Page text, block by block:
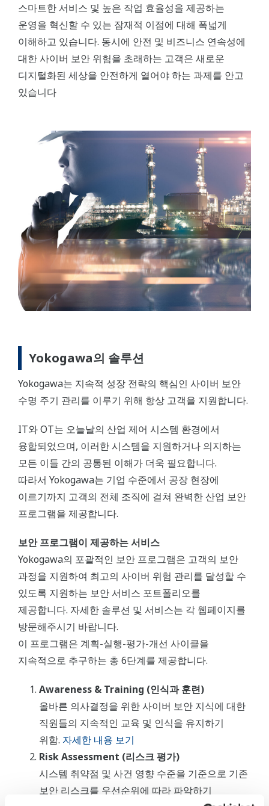
스마트한 서비스 및 높은 작업 효율성을 제공하는
운영을 혁신할 수 있는 잠재적 이점에 대해 폭넓게
이해하고 있습니다. 동시에 안전 및 비즈니스 연속성에
대한 사이버 보안 위험을 초래하는 고객은 새로운
디지털화된 세상을 안전하게 열어야 하는 과제를 안고
있습니다
Yokogawa의 솔루션
Yokogawa는 지속적 성장 전략의 핵심인 사이버 보안
수명 주기 관리를 이루기 위해 항상 고객을 지원합니다.
IT와 OT는 오늘날의 산업 제어 시스템 환경에서
융합되었으며, 이러한 시스템을 지원하거나 의지하는
모든 이들 간의 공통된 이해가 더욱 필요합니다.
따라서 Yokogawa는 기업 수준에서 공장 현장에
이르기까지 고객의 전체 조직에 걸쳐 완벽한 산업 보안
프로그램을 제공합니다.
보안 프로그램이 제공하는 서비스
Yokogawa의 포괄적인 보안 프로그램은 고객의 보안
과정을 지원하여 최고의 사이버 위험 관리를 달성할 수
있도록 지원하는 보안 서비스 포트폴리오를
제공합니다. 자세한 솔루션 및 서비스는 각 웹페이지를
방문해주시기 바랍니다.
이 프로그램은 계획-실행-평가-개선 사이클을
지속적으로 추구하는 총 6단계를 제공합니다.
Awareness & Training (인식과 훈련)
올바른 의사결정을 위한 사이버 보안 지식에 대한
직원들의 지속적인 교육 및 인식을 유지하기
위함. 자세한 내용 보기
Risk Assessment (리스크 평가)
시스템 취약점 및 사건 영향 수준을 기준으로 기존
보안 리스크를 우선순위에 따라 파악하기